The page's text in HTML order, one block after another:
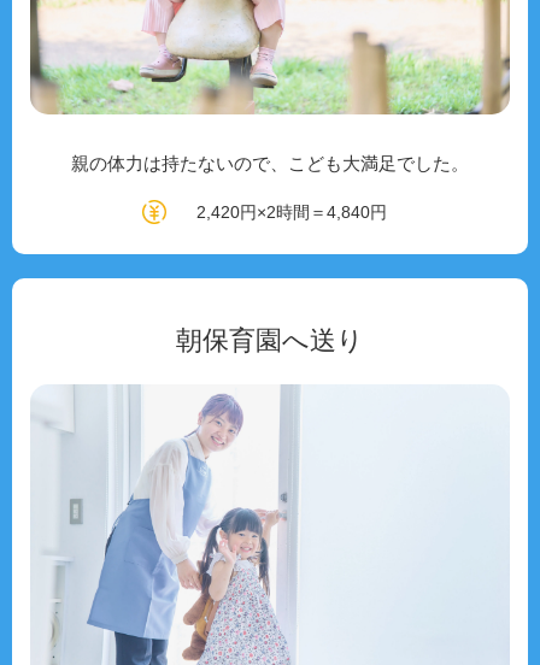
親の体力は持たないので、こども大満足でした。
2,420円×2時間＝4,840円
朝保育園へ送り